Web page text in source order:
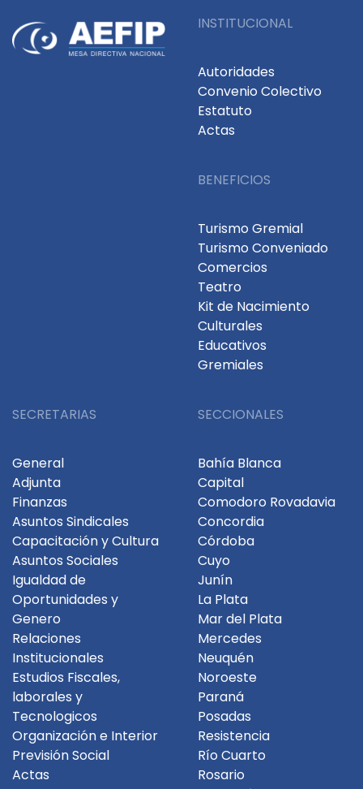
INSTITUCIONAL
Autoridades
Convenio Colectivo
Estatuto
Actas
BENEFICIOS
Turismo Gremial
Turismo Conveniado
Comercios
Teatro
Kit de Nacimiento
Culturales
Educativos
Gremiales
SECRETARIAS
General
Adjunta
Finanzas
Asuntos Sindicales
Capacitación y Cultura
Asuntos Sociales
Igualdad de
Oportunidades y
Genero
Relaciones
Institucionales
Estudios Fiscales,
laborales y
Tecnologicos
Organización e Interior
Previsión Social
Actas
SECCIONALES
Bahía Blanca
Capital
Comodoro Rovadavia
Concordia
Córdoba
Cuyo
Junín
La Plata
Mar del Plata
Mercedes
Neuquén
Noroeste
Paraná
Posadas
Resistencia
Río Cuarto
Rosario